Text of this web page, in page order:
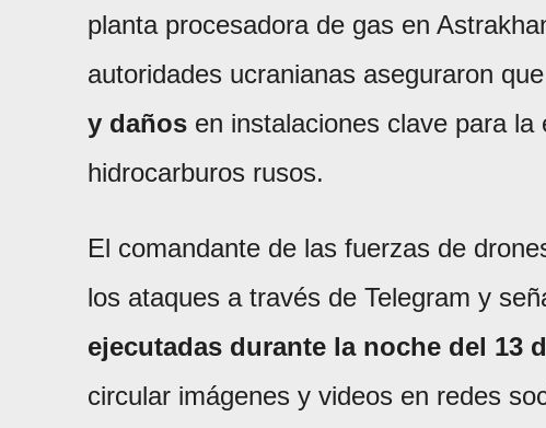
planta procesadora de gas en
autoridades ucranianas aseguraron que
y daños en instalaciones clave para
hidrocarburos rusos.
El comandante de las fuerzas de
los ataques a través de Telegram y
ejecutadas durante la noche del 13
circular imágenes y videos en redes